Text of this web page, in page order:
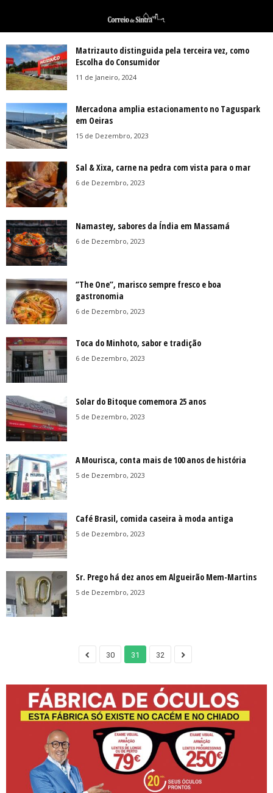
Matrizauto distinguida pela terceira vez, como
Escolha do Consumidor
11 de Janeiro, 2024
Mercadona amplia estacionamento no Taguspark
em Oeiras
15 de Dezembro, 2023
Sal & Xixa, carne na pedra com vista para o mar
6 de Dezembro, 2023
Namastey, sabores da Índia em Massamá
6 de Dezembro, 2023
‘’The One’’, marisco sempre fresco e boa
gastronomia
6 de Dezembro, 2023
Toca do Minhoto, sabor e tradição
6 de Dezembro, 2023
Solar do Bitoque comemora 25 anos
5 de Dezembro, 2023
A Mourisca, conta mais de 100 anos de história
5 de Dezembro, 2023
Café Brasil, comida caseira à moda antiga
5 de Dezembro, 2023
Sr. Prego há dez anos em Algueirão Mem-Martins
5 de Dezembro, 2023
30 31 32